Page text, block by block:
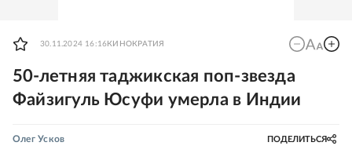
30.11.2024 16:16 КИНОКРАТИЯ
50-летняя таджикская поп-звезда
Файзигуль Юсуфи умерла в Индии
Олег Усков ПОДЕЛИТЬСЯ